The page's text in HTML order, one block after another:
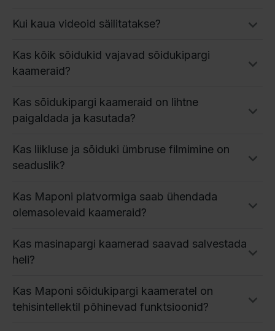
Kui kaua videoid säilitatakse?
Kas kõik sõidukid vajavad sõidukipargi
kaameraid?
Kas sõidukipargi kaameraid on lihtne
paigaldada ja kasutada?
Kas liikluse ja sõiduki ümbruse filmimine on
seaduslik?
Kas Maponi platvormiga saab ühendada
olemasolevaid kaameraid?
Kas masinapargi kaamerad saavad salvestada
heli?
Kas Maponi sõidukipargi kaameratel on
tehisintellektil põhinevad funktsioonid?